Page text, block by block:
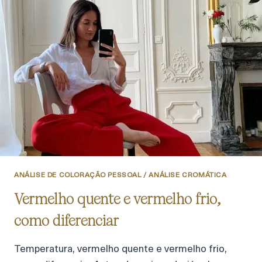
ANÁLISE DE COLORAÇÃO PESSOAL / ANÁLISE CROMÁTICA
Vermelho quente e vermelho frio,
como diferenciar
Temperatura, vermelho quente e vermelho frio,